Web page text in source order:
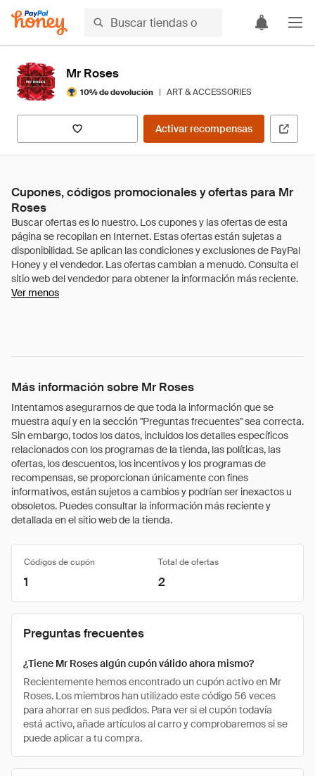
Mr Roses
10% de devolución | ART & ACCESSORIES
Activar recompensas
Cupones, códigos promocionales y ofertas para Mr
Roses
Ver menos
Más información sobre Mr Roses
Intentamos asegurarnos de que toda la información que se
muestra aquí y en la sección "Preguntas frecuentes" sea correcta.
Sin embargo, todos los datos, incluidos los detalles específicos
relacionados con los programas de la tienda, las políticas, las
ofertas, los descuentos, los incentivos y los programas de
recompensas, se proporcionan únicamente con fines
informativos, están sujetos a cambios y podrían ser inexactos u
obsoletos. Puedes consultar la información más reciente y
detallada en el sitio web de la tienda.
Códigos de cupón Total de ofertas
1 2
Preguntas frecuentes
¿Tiene Mr Roses algún cupón válido ahora mismo?
Recientemente hemos encontrado un cupón activo en Mr
Roses. Los miembros han utilizado este código 56 veces
para ahorrar en sus pedidos. Para ver si el cupón todavía
está activo, añade artículos al carro y comprobaremos si se
puede aplicar a tu compra.